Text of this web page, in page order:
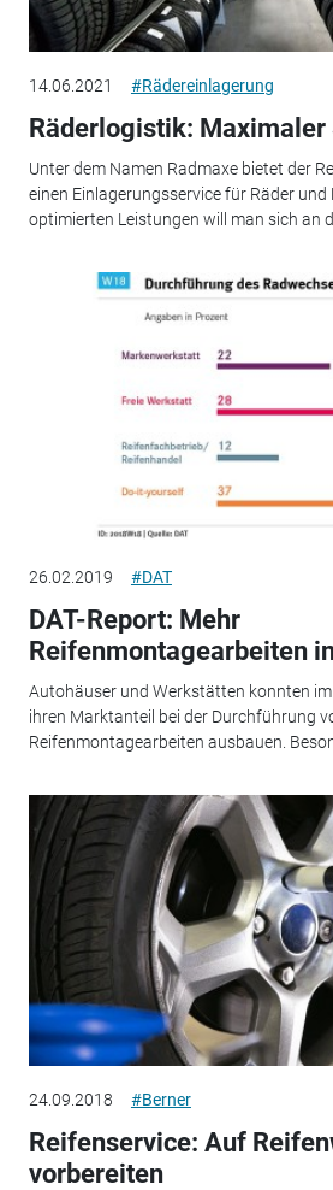
14.06.2021 #Rädereinlagerung
Räderlogistik: Maximaler
Unter dem Namen Radmaxe bietet der
einen Einlagerungsservice für Räder und
optimierten Leistungen will man sich an
26.02.2019 #DAT
DAT-Report: Mehr
Reifenmontagearbeiten
Autohäuser und Werkstätten konnten
ihren Marktanteil bei der Durchführung
Reifenmontagearbeiten ausbauen.
24.09.2018 #Berner
Reifenservice: Auf
vorbereiten